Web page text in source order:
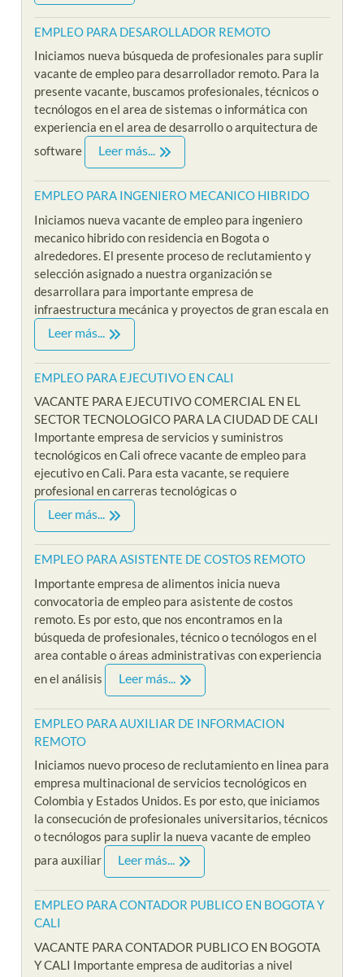
EMPLEO PARA DESAROLLADOR REMOTO
Iniciamos nueva búsqueda de profesionales para suplir
vacante de empleo para desarrollador remoto. Para la
presente vacante, buscamos profesionales, técnicos o
tecnólogos en el area de sistemas o informática con
experiencia en el area de desarrollo o arquitectura de
software
Leer más...
EMPLEO PARA INGENIERO MECANICO HIBRIDO
Iniciamos nueva vacante de empleo para ingeniero
mecanico hibrido con residencia en Bogota o
alrededores. El presente proceso de reclutamiento y
selección asignado a nuestra organización se
desarrollara para importante empresa de
infraestructura mecánica y proyectos de gran escala en
Leer más...
EMPLEO PARA EJECUTIVO EN CALI
VACANTE PARA EJECUTIVO COMERCIAL EN EL
SECTOR TECNOLOGICO PARA LA CIUDAD DE CALI
Importante empresa de servicios y suministros
tecnológicos en Cali ofrece vacante de empleo para
ejecutivo en Cali. Para esta vacante, se requiere
profesional en carreras tecnológicas o
Leer más...
EMPLEO PARA ASISTENTE DE COSTOS REMOTO
Importante empresa de alimentos inicia nueva
convocatoria de empleo para asistente de costos
remoto. Es por esto, que nos encontramos en la
búsqueda de profesionales, técnico o tecnólogos en el
area contable o áreas administrativas con experiencia
en el análisis
Leer más...
EMPLEO PARA AUXILIAR DE INFORMACION
REMOTO
Iniciamos nuevo proceso de reclutamiento en linea para
empresa multinacional de servicios tecnológicos en
Colombia y Estados Unidos. Es por esto, que iniciamos
la consecución de profesionales universitarios, técnicos
o tecnólogos para suplir la nueva vacante de empleo
para auxiliar
Leer más...
EMPLEO PARA CONTADOR PUBLICO EN BOGOTA Y
CALI
VACANTE PARA CONTADOR PUBLICO EN BOGOTA
Y CALI Importante empresa de auditorias a nivel